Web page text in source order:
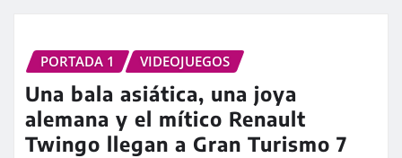
PORTADA 1 VIDEOJUEGOS
Una bala asiática, una joya
alemana y el mítico Renault
Twingo llegan a Gran Turismo 7